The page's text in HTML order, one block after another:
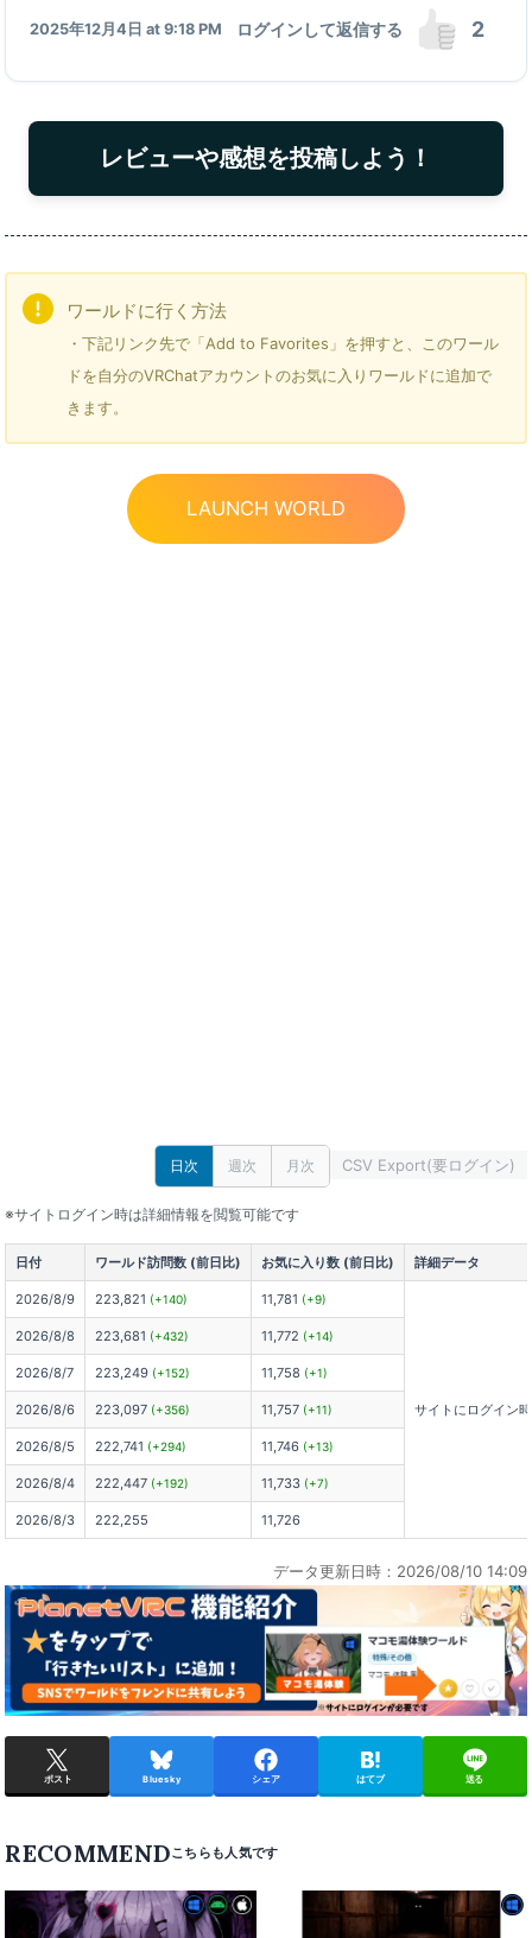
2025年12月4日 at 9:18 PM ログインして返信する 2
レビューや感想を投稿しよう！
ワールドに行く方法
・下記リンク先で「Add to Favorites」を押すと、このワール
ドを自分のVRChatアカウントのお気に入りワールドに追加で
きます。
LAUNCH WORLD
日次 週次 月次 CSV Export(要ログイン)
※サイトログイン時は詳細情報を閲覧可能です
日付 ワールド訪問数 (前日比) お気に入り数 (前日比) 詳細データ
2026/8/9 223,821 (+140) 11,781 (+9)
サイトにログイン
2026/8/8 223,681 (+432) 11,772 (+14)
2026/8/7 223,249 (+152) 11,758 (+1)
2026/8/6 223,097 (+356) 11,757 (+11)
2026/8/5 222,741 (+294) 11,746 (+13)
2026/8/4 222,447 (+192) 11,733 (+7)
2026/8/3 222,255 11,726
データ更新日時：2026/08/10 14:09
ポスト Bluesky シェア はてブ 送る
RECOMMEND